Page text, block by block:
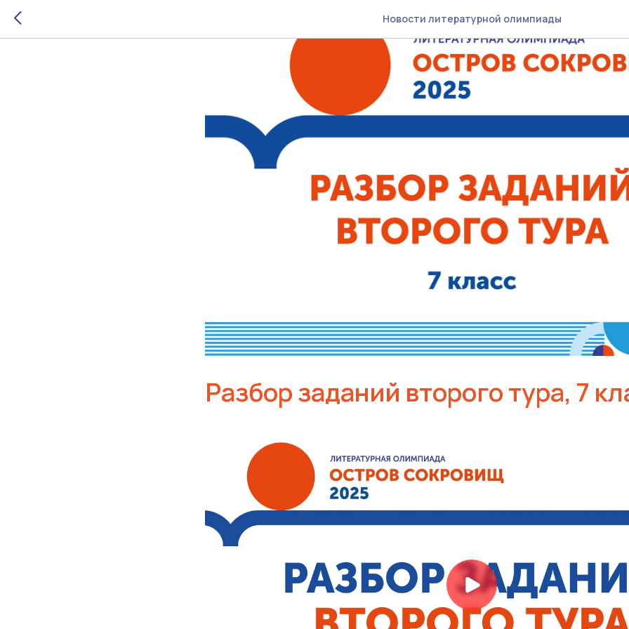
Новости литературной олимпиады
Разбор заданий второго тура, 7